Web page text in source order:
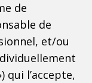
de
de
et/ou
qui l’accepte,